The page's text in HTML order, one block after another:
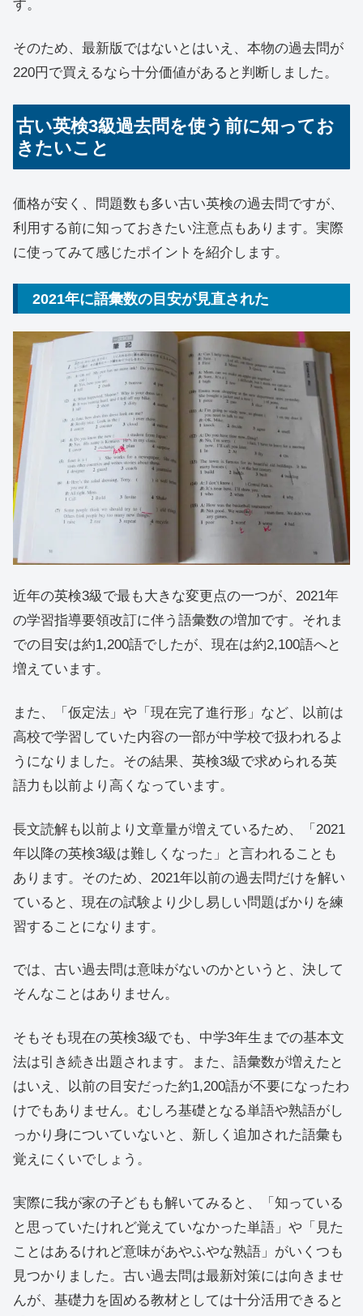
す。
そのため、最新版ではないとはいえ、本物の過去問が
220円で買えるなら十分価値があると判断しました。
古い英検3級過去問を使う前に知ってお
きたいこと
価格が安く、問題数も多い古い英検の過去問ですが、
利用する前に知っておきたい注意点もあります。実際
に使ってみて感じたポイントを紹介します。
2021年に語彙数の目安が見直された
近年の英検3級で最も大きな変更点の一つが、2021年
の学習指導要領改訂に伴う語彙数の増加です。それま
での目安は約1,200語でしたが、現在は約2,100語へと
増えています。
また、「仮定法」や「現在完了進行形」など、以前は
高校で学習していた内容の一部が中学校で扱われるよ
うになりました。その結果、英検3級で求められる英
語力も以前より高くなっています。
長文読解も以前より文章量が増えているため、「2021
年以降の英検3級は難しくなった」と言われることも
あります。そのため、2021年以前の過去問だけを解い
ていると、現在の試験より少し易しい問題ばかりを練
習することになります。
では、古い過去問は意味がないのかというと、決して
そんなことはありません。
そもそも現在の英検3級でも、中学3年生までの基本文
法は引き続き出題されます。また、語彙数が増えたと
はいえ、以前の目安だった約1,200語が不要になったわ
けでもありません。むしろ基礎となる単語や熟語がし
っかり身についていないと、新しく追加された語彙も
覚えにくいでしょう。
実際に我が家の子どもも解いてみると、「知っている
と思っていたけれど覚えていなかった単語」や「見た
ことはあるけれど意味があやふやな熟語」がいくつも
見つかりました。古い過去問は最新対策には向きませ
んが、基礎力を固める教材としては十分活用できると